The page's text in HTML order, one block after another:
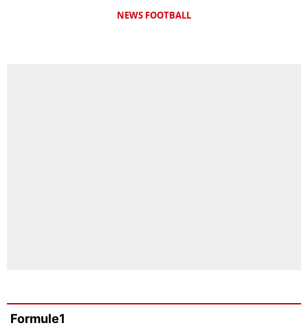
NEWS FOOTBALL
Formule1